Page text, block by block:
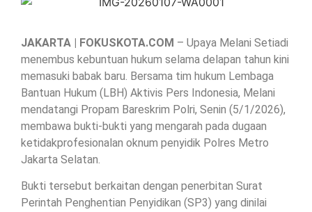
JAKARTA | FOKUSKOTA.COM – Upaya Melani Setiadi
menembus kebuntuan hukum selama delapan tahun kini
memasuki babak baru. Bersama tim hukum Lembaga
Bantuan Hukum (LBH) Aktivis Pers Indonesia, Melani
mendatangi Propam Bareskrim Polri, Senin (5/1/2026),
membawa bukti-bukti yang mengarah pada dugaan
ketidakprofesionalan oknum penyidik Polres Metro
Jakarta Selatan.
Bukti tersebut berkaitan dengan penerbitan Surat
Perintah Penghentian Penyidikan (SP3) yang dinilai